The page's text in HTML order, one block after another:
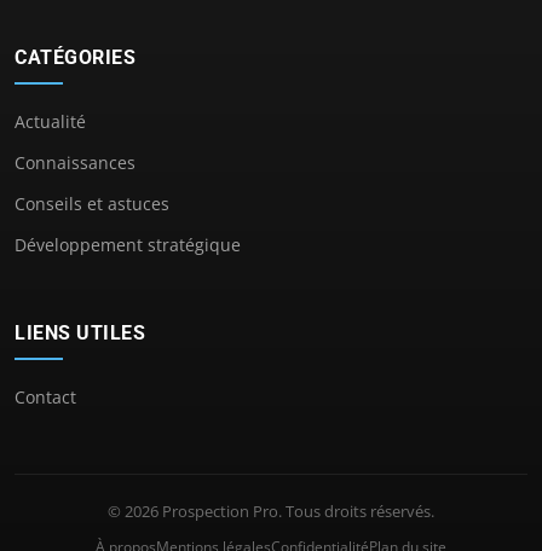
CATÉGORIES
Actualité
Connaissances
Conseils et astuces
Développement stratégique
LIENS UTILES
Contact
© 2026 Prospection Pro. Tous droits réservés.
À proposMentions légalesConfidentialitéPlan du site